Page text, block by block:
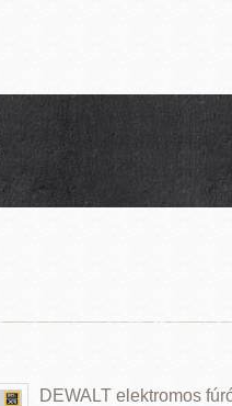
DEWALT elektromos